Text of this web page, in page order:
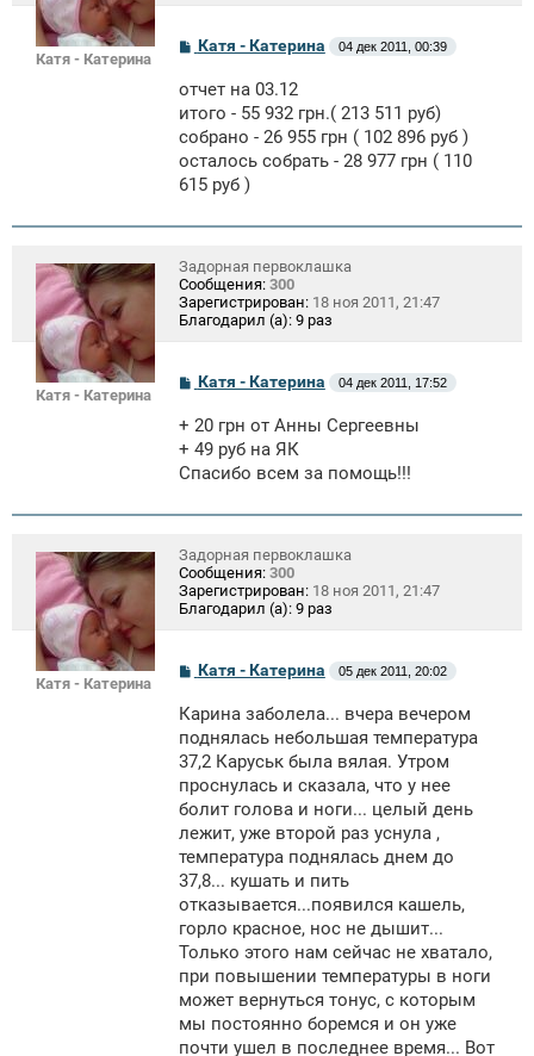
Катя - Катерина
С
б
щ
н
и
е
Катя - Катерина 04 дек 2011, 00:39
отчет на 03.12
итого - 55 932 грн.( 213 511 руб)
собрано - 26 955 грн ( 102 896 руб )
осталось собрать - 28 977 грн ( 110
615 руб )
Катя - Катерина
Задорная первоклашка
Сообщения: 300
Зарегистрирован: 18 ноя 2011, 21:47
Благодарил (а): 9 раз
С
б
щ
н
е
Катя - Катерина 04 дек 2011, 17:52
+ 20 грн от Анны Сергеевны
+ 49 руб на ЯК
Спасибо всем за помощь!!!
Катя - Катерина
Задорная первоклашка
Сообщения: 300
Зарегистрирован: 18 ноя 2011, 21:47
Благодарил (а): 9 раз
С
б
щ
е
н
и
Катя - Катерина 05 дек 2011, 20:02
Карина заболела... вчера вечером
поднялась небольшая температура
37,2 Каруськ была вялая. Утром
проснулась и сказала, что у нее
болит голова и ноги... целый день
лежит, уже второй раз уснула ,
температура поднялась днем до
37,8... кушать и пить
отказывается...появился кашель,
горло красное, нос не дышит...
Только этого нам сейчас не хватало,
при повышении температуры в ноги
может вернуться тонус, с которым
мы постоянно боремся и он уже
почти ушел в последнее время... Вот